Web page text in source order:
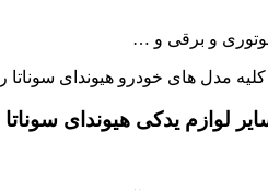
موتوری و برقی و …
های خودرو هیوندای سوناتا را